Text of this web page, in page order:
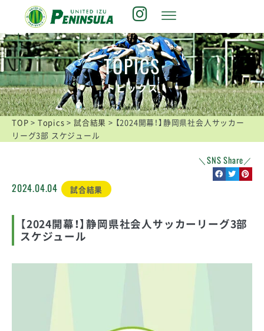
TOPICS
トピックス
TOP > Topics >試合結果 > 【2024開幕！】静岡県社会人サッカー
リーグ3部 スケジュール
＼SNS Share／
2024.04.04 試合結果
【2024開幕！】静岡県社会人サッカーリーグ3部
スケジュール